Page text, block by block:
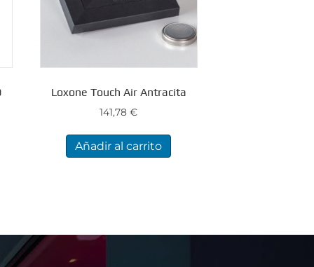
Loxone Touch Air Antracita
141,78€
Añadir al carrito